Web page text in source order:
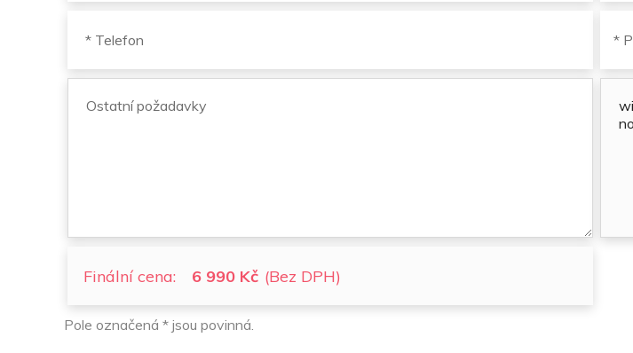
Finální cena: 6 990 Kč (Bez DPH)
Pole označená * jsou povinná.